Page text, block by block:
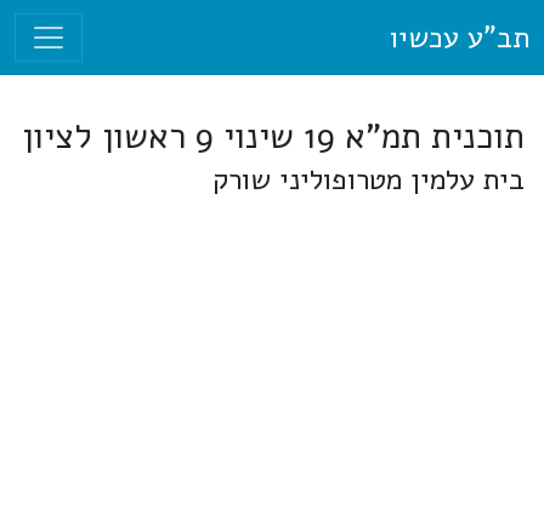
תב"ע עכשיו
תוכנית תמ"א 19 שינוי 9 ראשון לציון
בית עלמין מטרופוליני שורק